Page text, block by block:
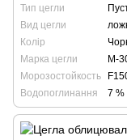
Тип цегли
Вид цегли
Колір
Марка цегли
М-
Морозостойкость
Водопоглинання
7 %